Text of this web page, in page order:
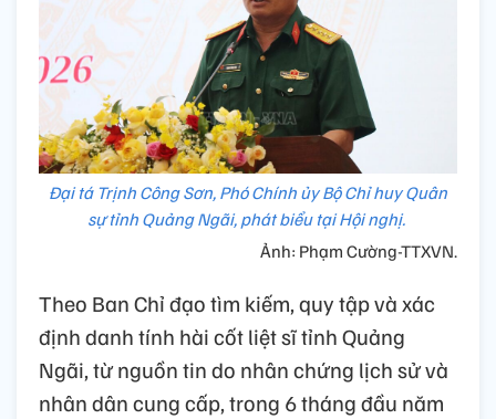
Đại tá Trịnh Công Sơn, Phó Chính ủy Bộ Chỉ huy Quân
sự tỉnh Quảng Ngãi, phát biểu tại Hội nghị.
Ảnh: Phạm Cường-TTXVN.
Theo Ban Chỉ đạo tìm kiếm, quy tập và xác
định danh tính hài cốt liệt sĩ tỉnh Quảng
Ngãi, từ nguồn tin do nhân chứng lịch sử và
nhân dân cung cấp, trong 6 tháng đầu năm